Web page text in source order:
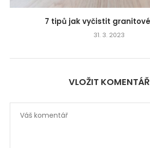
7 tipů jak vyčistit
31. 3. 2023
VLOŽIT KOMENTÁŘ